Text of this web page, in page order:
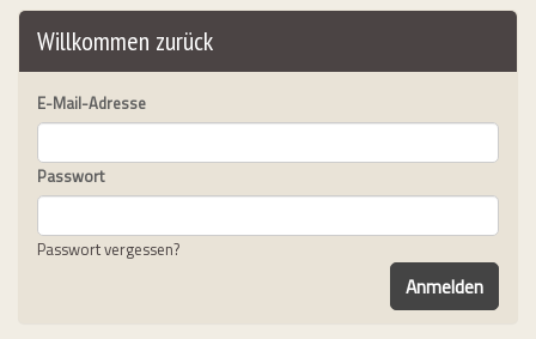
Willkommen zurück
E-Mail-Adresse
Passwort
Passwort vergessen?